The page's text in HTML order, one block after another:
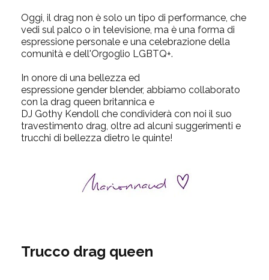
Oggi, il drag non è solo un tipo di performance, che
vedi sul palco o in televisione, ma è una forma di
espressione personale e una celebrazione della
comunità e dell'Orgoglio LGBTQ+.
In onore di una bellezza ed
espressione gender blender, abbiamo collaborato
con la drag queen britannica e
DJ Gothy Kendoll che condividerà con noi il suo
travestimento drag, oltre ad alcuni suggerimenti e
trucchi di bellezza dietro le quinte!
Trucco drag queen